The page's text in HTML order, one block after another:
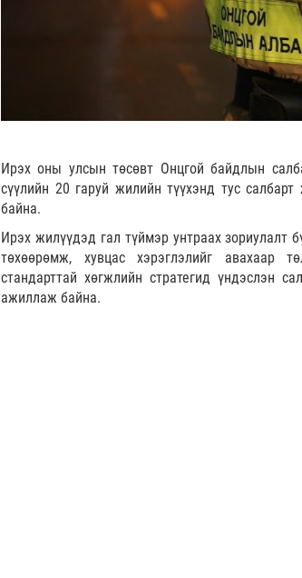
Ирэх оны улсын төсөвт Онцгой байдлын
сүүлийн 20 гаруй жилийн түүхэнд тус
байна.
Ирэх жилүүдэд гал түймэр унтраах зориулалт
төхөөрөмж, хувцас хэрэглэлийг авахаар
стандарттай хөгжлийн стратегид үндэслэн
ажиллаж байна.